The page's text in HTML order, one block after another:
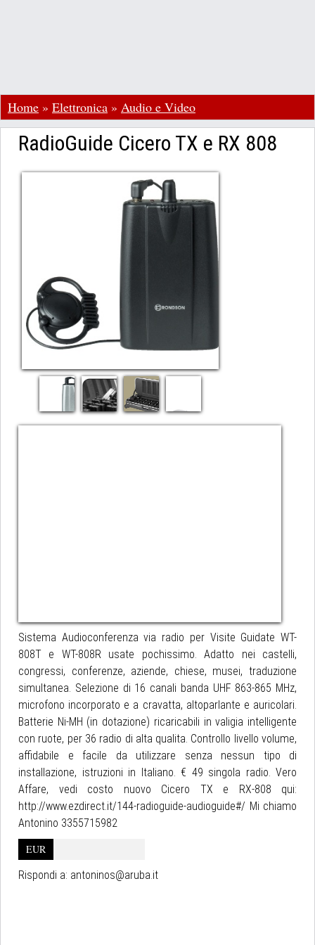
Home » Elettronica » Audio e Video
RadioGuide Cicero TX e RX 808
Sistema Audioconferenza via radio per Visite Guidate WT-
808T e WT-808R usate pochissimo. Adatto nei castelli,
congressi, conferenze, aziende, chiese, musei, traduzione
simultanea. Selezione di 16 canali banda UHF 863-865 MHz,
microfono incorporato e a cravatta, altoparlante e auricolari.
Batterie Ni-MH (in dotazione) ricaricabili in valigia intelligente
con ruote, per 36 radio di alta qualita. Controllo livello volume,
affidabile e facile da utilizzare senza nessun tipo di
installazione, istruzioni in Italiano. € 49 singola radio. Vero
Affare, vedi costo nuovo Cicero TX e RX-808 qui:
http://www.ezdirect.it/144-radioguide-audioguide#/ Mi chiamo
Antonino 3355715982
EUR
Rispondi a: antoninos@aruba.it